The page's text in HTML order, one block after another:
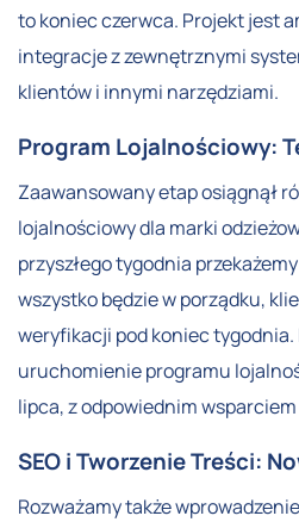
to koniec czerwca. Projekt jest
integracje z zewnętrznymi
klientów i innymi narzędziami.
Program Lojalnościowy:
Zaawansowany etap osiągnął
lojalnościowy dla marki
przyszłego tygodnia
wszystko będzie w porządku,
weryfikacji pod koniec tygodnia.
uruchomienie programu
lipca, z odpowiednim
SEO i Tworzenie Treści:
Rozważamy także